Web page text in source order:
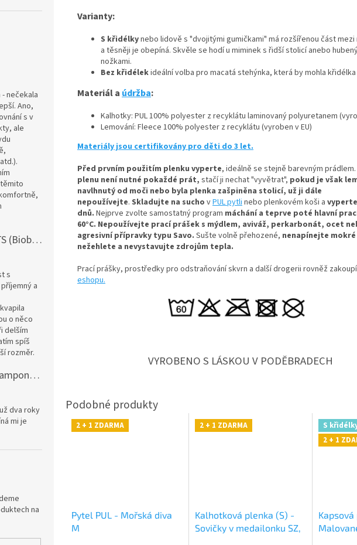
nečekala
Ano,
s v
ale
BIO Intimní vložka s GOTS (Biobavlněný úplet) - Malované pivoňky v hořčicové
s
a
o něco
delším
spíš
rozměr.
BIO Látkový odličovací tamponek: Barevné bambusovo-biobavlněné froté
dva roky
mi je
na
Varianty:
S křidélkynebo lidově s "dvojitými gumičkami" má rozšířenou část mezi
a těsněji je obepíná. Skvěle se hodí u miminek s řidší stolicí anebo
nožkami.
Bez křidélekideální volba pro macatá stehýnka, která by mohla
Materiál a údržba:
Kalhotky: PUL 100% polyester z recyklátu laminovaný polyuretanem
Lemování: Fleece 100% polyester z recyklátu (vyroben v EU)
Materiály jsou certifikovány pro děti do 3 let.
Před prvním použitím plenku vyperte, ideálně se stejně barevným prádlem.
plenu není nutné pokaždé prát, stačí ji nechat "vyvětrat", pokud je však
navlhnutý od moči nebo byla plenka zašpiněna stolicí, už ji dále
nepoužívejte. Skladujte na sucho vPUL pytlinebo plenkovém koši a
dnů. Nejprve zvolte samostatný program máchání a teprve poté hlavní
60°C. Nepoužívejte prací prášek s mýdlem, aviváž, perkarbonát, ocet
agresivní přípravky typu Savo. Sušte volně přehozené, nenapínejte mokré
nežehlete a nevystavujte zdrojům tepla.
Prací prášky, prostředky pro odstraňování skvrn a další drogerii rovněž
eshopu.
VYROBENO S LÁSKOU V PODĚBRADECH
2 + 1 ZDARMA
Pytel PUL - Mořská diva
M
2 + 1 ZDARMA
Kalhotková plenka (S) -
Sovičky v medailonku SZ,
S
2 + 1